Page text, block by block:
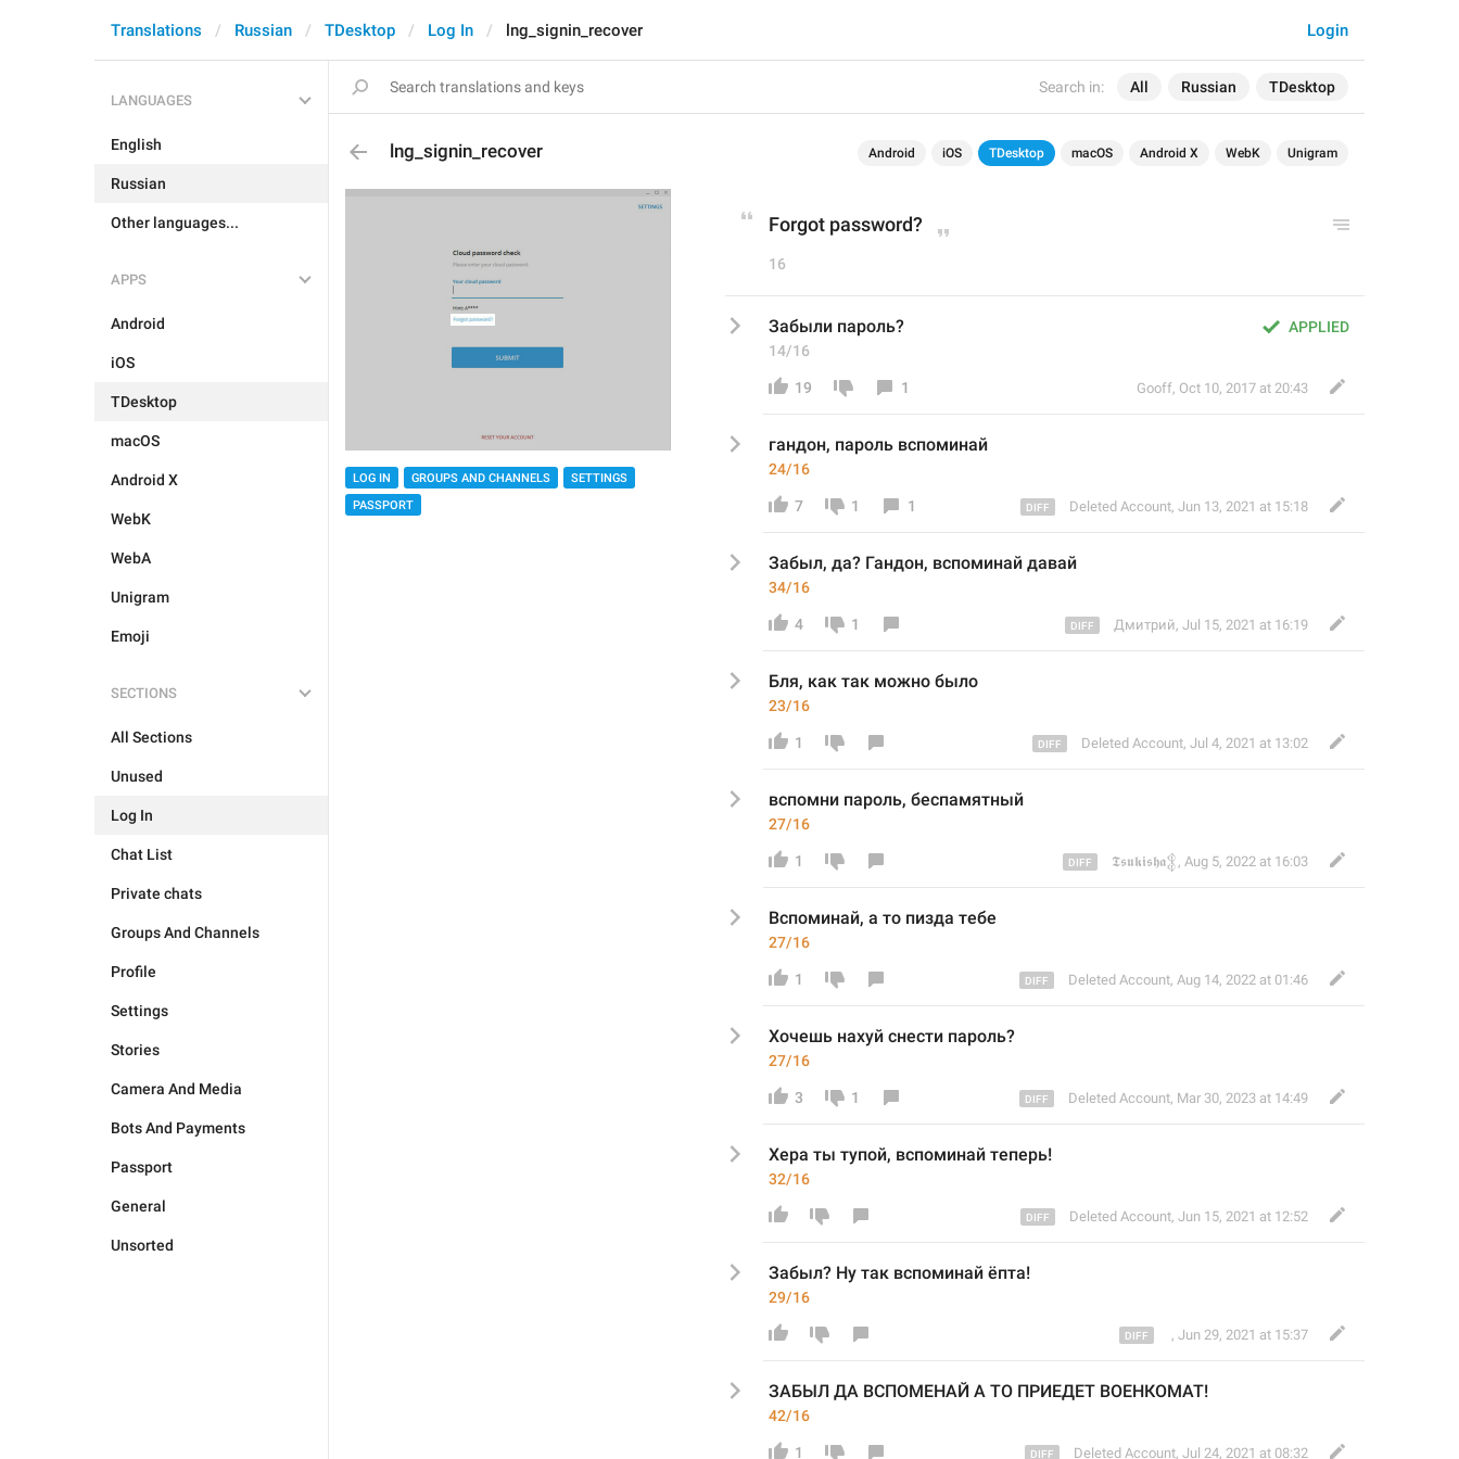
Search in: All Russian TDesktop
Login
Translations Russian TDesktop Log In lng_signin_recover
LANGUAGES
English
Russian
Other languages...
APPS
Android
iOS
TDesktop
macOS
Android X
WebK
WebA
Unigram
Emoji
SECTIONS
All Sections
Unused
Log In
Chat List
Private chats
Groups And Channels
Profile
Settings
Stories
Camera And Media
Bots And Payments
Passport
General
Unsorted
lng_signin_recover Android iOS TDesktop macOS Android X WebK Unigram
LOG IN GROUPS AND CHANNELS
SETTINGS
PASSPORT
Forgot password?
16
APPLIED
Забыли пароль?
14/16
19 1 Gooff, Oct 10, 2017 at 20:43
гандон, пароль вспоминай
24/16
7 1 1 Deleted Account, Jun 13, 2021 at 15:18
Забыл, да? Гандон, вспоминай давай
34/16
4 1 Дмитрий, Jul 15, 2021 at 16:19
Бля, как так можно было
23/16
1 Deleted Account, Jul 4, 2021 at 13:02
вспомни пароль, беспамятный
27/16
1 𝕿𝖘𝖚𝖐𝖎𝖘𝖍𝖆𒉭 , Aug 5, 2022 at 16:03
Вспоминай, а то пизда тебе
27/16
1 Deleted Account, Aug 14, 2022 at 01:46
Хочешь нахуй снести пароль?
27/16
3 1 Deleted Account, Mar 30, 2023 at 14:49
Хера ты тупой, вспоминай теперь!
32/16
Deleted Account, Jun 15, 2021 at 12:52
Забыл? Ну так вспоминай ёпта!
29/16
, Jun 29, 2021 at 15:37
ЗАБЫЛ ДА ВСПОМЕНАЙ А ТО ПРИЕДЕТ ВОЕНКОМАТ!
42/16
1 Deleted Account, Jul 24, 2021 at 08:32